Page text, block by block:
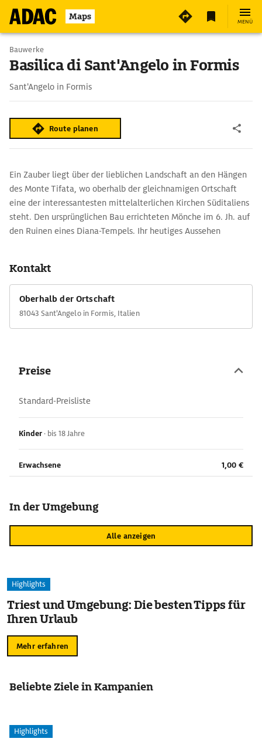
Maps MENÜ
Bauwerke
Basilica di Sant'Angelo in Formis
Sant'Angelo in Formis
Route planen
Ein Zauber liegt über der lieblichen Landschaft an den Hängen
des Monte Tifata, wo oberhalb der gleichnamigen Ortschaft
eine der interessantesten mittelalterlichen Kirchen Süditaliens
steht. Den ursprünglichen Bau errichteten Mönche im 6. Jh. auf
den Ruinen eines Diana-Tempels. Ihr heutiges Aussehen
Künstlern des 11. Jh., wobei Teile des Fußbodens, Inschriften,
Säulen und Mosaiken des vorchristlichen Tempels erhalten
blieben.
Diese heidnischen Baureste fügen sich in perfekter Harmonie
mit den hinreißenden Fresken byzantinischer Maler zu einem
von den Symbolen der vier Evangelisten umgebener Christus
Gerichts an der Westwand beim Ausgang - dieser Bilderbogen
11. Jh.
Kontakt
Oberhalb der Ortschaft
81043 Sant'Angelo in Formis, Italien
Preise
Standard-Preisliste
Kinder · bis 18 Jahre
Erwachsene 1,00 €
In der Umgebung
Alle anzeigen
Highlights
Triest und Umgebung: Die besten Tipps für
Ihren Urlaub
Mehr erfahren
Beliebte Ziele in Kampanien
Highlights